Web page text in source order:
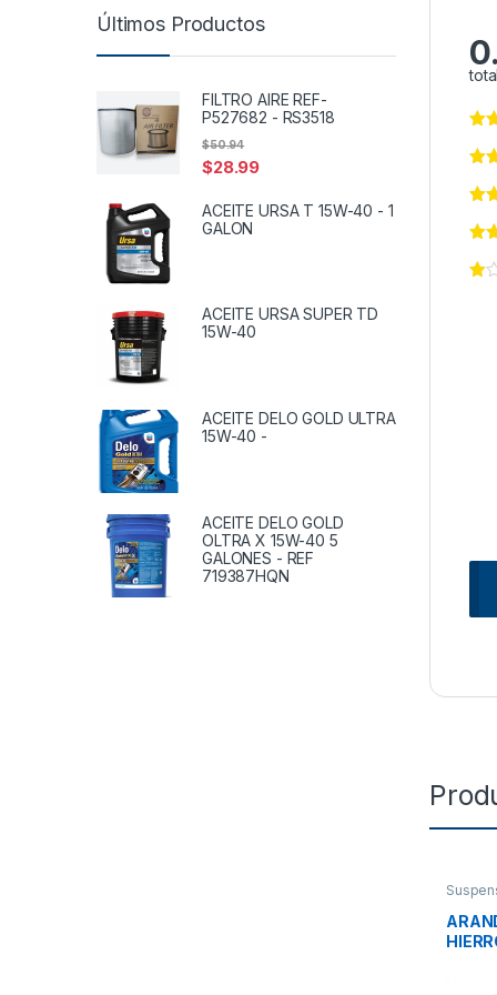
Últimos Productos
FILTRO AIRE REF-
P527682 - RS3518
$28.99
$50.94
ACEITE URSA T 15W-40 - 1
GALON
ACEITE URSA SUPER TD
15W-40
ACEITE DELO GOLD ULTRA
15W-40 -
ACEITE DELO GOLD
OLTRA X 15W-40 5
GALONES - REF
719387HQN